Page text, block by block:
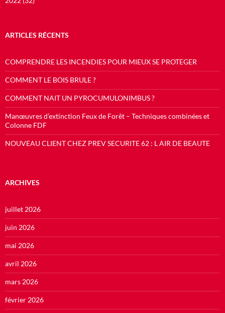
ARTICLES RÉCENTS
COMPRENDRE LES INCENDIES POUR MIEUX SE PROTEGER
COMMENT LE BOIS BRULE ?
COMMENT NAIT UN PYROCUMULONIMBUS ?
Manœuvres d’extinction Feux de Forêt – Techniques combinées et
Colonne FDF
NOUVEAU CLIENT CHEZ PREV SECURITE 62 : L AIR DE BEAUTE
ARCHIVES
juillet 2026
juin 2026
mai 2026
avril 2026
mars 2026
février 2026